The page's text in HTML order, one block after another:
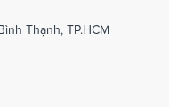
Thạnh, TP.HCM